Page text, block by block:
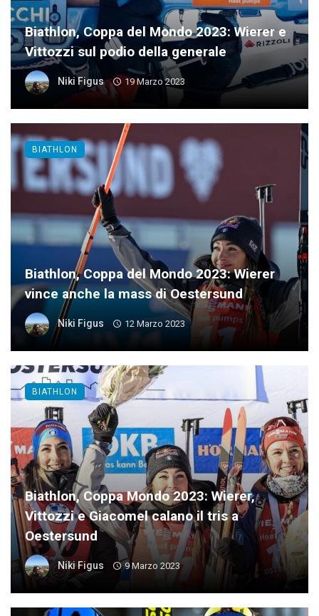
Biathlon, Coppa del Mondo 2023: Wierer e
Vittozzi sul podio della generale
Niki Figus 19 Marzo 2023
Biathlon, Coppa del Mondo 2023: Wierer
vince anche la mass di Oestersund
Niki Figus 12 Marzo 2023
BIATHLON
Biathlon, Coppa Mondo 2023: Wierer,
Vittozzi e Giacomel calano il tris a
Oestersund
Niki Figus 9 Marzo 2023
BIATHLON